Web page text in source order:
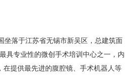
坐落于江苏省无锡市新吴区，总建筑面
具专业性的微创手术培训中心之一，内
在提供最先进的腹腔镜、手术机器人等